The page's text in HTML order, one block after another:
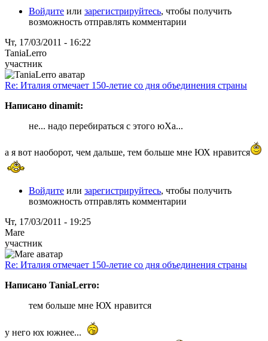
Войдите или зарегистрируйтесь, чтобы получить
возможность отправлять комментарии
Чт, 17/03/2011 - 16:22
TaniaLerro
участник
Re: Италия отмечает 150-летие со дня объединения страны
Написано dinamit:
не... надо перебираться с этого юХа...
а я вот наоборот, чем дальше, тем больше мне ЮХ нравится
Войдите или зарегистрируйтесь, чтобы получить
возможность отправлять комментарии
Чт, 17/03/2011 - 19:25
Mare
участник
Re: Италия отмечает 150-летие со дня объединения страны
Написано TaniaLerro:
тем больше мне ЮХ нравится
у него юх южнее...